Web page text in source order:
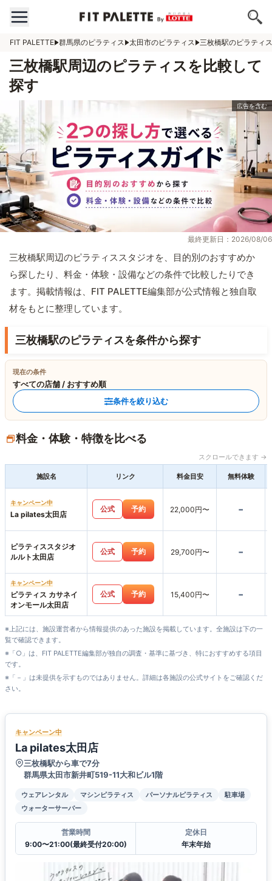
FIT PALETTE 群馬県のピラティス 太田市のピラティス 三枚橋駅のピラティス
三枚橋駅周辺のピラティスを比較して
探す
最終更新日：2026/08/06
三枚橋駅周辺のピラティススタジオを、目的別のおすすめか
ら探したり、料金・体験・設備などの条件で比較したりでき
ます。掲載情報は、FIT PALETTE編集部が公式情報と独自取
材をもとに整理しています。
三枚橋駅のピラティスを条件から探す
現在の条件
すべての店舗 / おすすめ順
条件を絞り込む
料金・体験・特徴を比べる
スクロールできます →
施設名 リンク 料金目安 無料体験
キャンペーン中
La pilates太田店
公式 予約 22,000円〜 -
ピラティススタジオ
ルルト太田店
公式 予約 29,700円〜 -
キャンペーン中
ピラティス カサネイ
オンモール太田店
公式 予約 15,400円〜 -
※上記には、施設運営者から情報提供のあった施設を掲載しています。全施設は下の一
覧で確認できます。
※「○」は、FIT PALETTE編集部が独自の調査・基準に基づき、特におすすめする項目
です。
※「－」は未提供を示すものではありません。詳細は各施設の公式サイトをご確認くだ
さい。
キャンペーン中
La pilates太田店
三枚橋駅から車で7分
群馬県太田市新井町519-11大和ビル1階
ウェアレンタル マシンピラティス パーソナルピラティス
駐車場
ウォーターサーバー
営業時間
9:00〜21:00(最終受付20:00)
定休日
年末年始